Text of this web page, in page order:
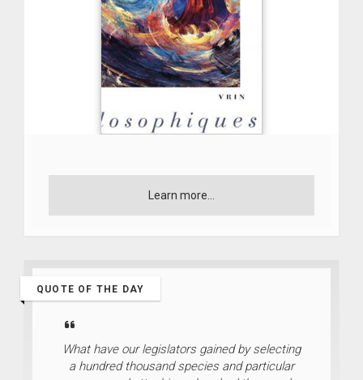
Learn more...
QUOTE OF THE DAY
What have our legislators gained by selecting
a hundred thousand species and particular